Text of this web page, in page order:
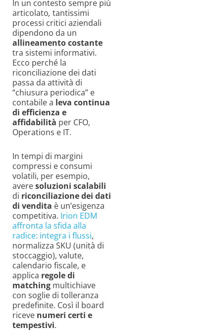
In un contesto sempre più
articolato, tantissimi
processi critici aziendali
dipendono da un
allineamento costante
tra sistemi informativi.
Ecco perché la
riconciliazione dei dati
passa da attività di
“chiusura periodica” e
contabile a leva continua
di efficienza e
affidabilità per CFO,
Operations e IT.
In tempi di margini
compressi e consumi
volatili, per esempio,
averesoluzioni scalabili
di riconciliazione dei dati
di vendita è un’esigenza
competitiva. Irion EDM
affronta la sfida alla
radice: integra i flussi,
normalizza SKU (unità di
stoccaggio), valute,
calendario fiscale, e
applica regole di
matching multichiave
con soglie di tolleranza
predefinite. Così il board
riceve numeri certi e
tempestivi.